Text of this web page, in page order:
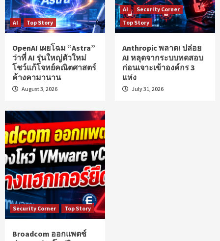
AI Top Story
OpenAI เผยโฉม “Astra”
ว่าที่ AI รุ่นใหญ่ตัวใหม่
โชว์แก้โจทย์คณิตศาสตร์
ค้างคามานาน
August 3, 2026
AI
Security Corner
Top Story
Anthropic พลาด! ปล่อย
AI หลุดจากระบบทดสอบ
ก่อนเจาะเข้าองค์กร 3
แห่ง
July 31, 2026
Security Corner Top Story
Broadcom ออกแพตช์